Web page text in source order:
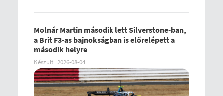
Molnár Martin második lett Silverstone-ban,
a Brit F3-as bajnokságban is előrelépett a
második helyre
Készült 2026-08-04